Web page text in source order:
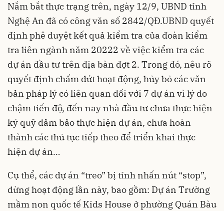
Nắm bắt thực trạng trên, ngày 12/9, UBND tỉnh
Nghệ An đã có công văn số 2842/QĐ.UBND quyết
định phê duyệt kết quả kiểm tra của đoàn kiểm
tra liên ngành năm 20222 về việc kiểm tra các
dự án đầu tư trên địa bàn đợt 2. Trong đó, nêu rõ
quyết định chấm dứt hoạt động, hủy bỏ các văn
bản pháp lý có liên quan đối với 7 dự án vì lý do
chậm tiến độ, đến nay nhà đầu tư chưa thực hiện
ký quỹ đảm bảo thực hiện dự án, chưa hoàn
thành các thủ tục tiếp theo để triển khai thực
hiện dự án…
Cụ thể, các dự án “treo” bị tỉnh nhấn nút “stop”,
dừng hoạt động lần này, bao gồm: Dự án Trường
mầm non quốc tế Kids House ở phường Quán Bàu